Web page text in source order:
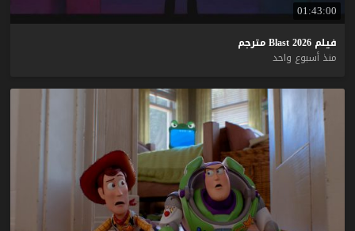
01:43:00
فيلم Blast 2026
مترجم
منذ أسبوع واحد